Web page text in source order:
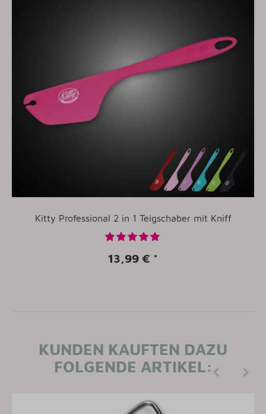
Kitty Professional 2 in 1 Teigschaber mit Kniff
13,99 € *
KUNDEN KAUFTEN DAZU
FOLGENDE ARTIKEL: